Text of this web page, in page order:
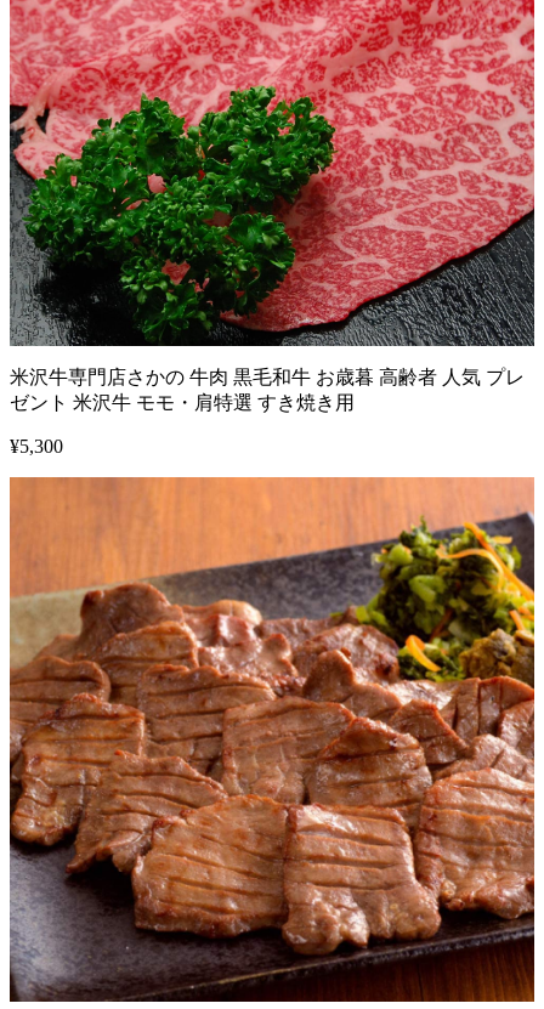
米沢牛専門店さかの 牛肉 黒毛和牛 お歳暮 高齢者 人気 プレ
ゼント 米沢牛 モモ・肩特選 すき焼き用
¥5,300